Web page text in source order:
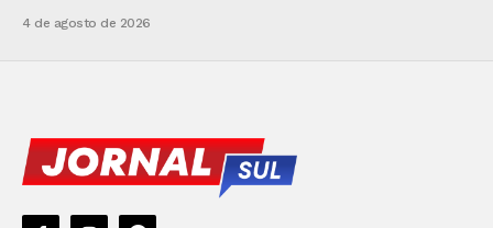
4 de agosto de 2026